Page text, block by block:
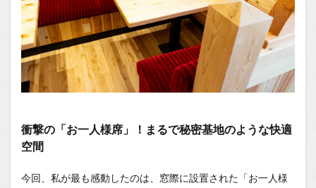
1.2
You
Tube
1.2.1
はいし
ゃの食
べ歩き
Tubeチ
ャンネ
衝撃の「お一人様席」！まるで秘密基地のような快適
空間
今回、私が最も感動したのは、窓際に設置された「お一人様